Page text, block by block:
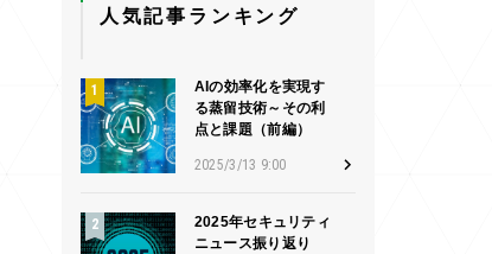
人気記事ランキング
AIの効率化を実現す
る蒸留技術～その利
点と課題（前編）
2025/3/13 9:00
2025年セキュリティ
ニュース振り返り